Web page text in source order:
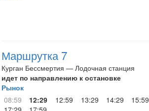
Маршрутка 7
Курган Бессмертия — Лодочная станция
идет по направлению к остановке
Рынок
08:59
12:29 12:59 13:29 14:29 15:59